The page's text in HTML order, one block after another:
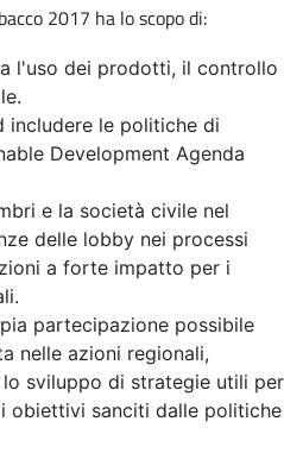
2017 ha lo scopo di:
l'uso dei prodotti, il controllo
includere le politiche di
Development Agenda
e la società civile nel
delle lobby nei processi
a forte impatto per i
partecipazione possibile
nelle azioni regionali,
sviluppo di strategie utili per
obiettivi sanciti dalle politiche